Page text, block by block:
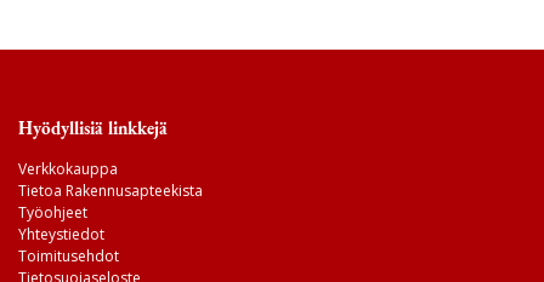
Hyödyllisiä linkkejä
Verkkokauppa
Tietoa Rakennusapteekista
Työohjeet
Yhteystiedot
Toimitusehdot
Tietosuojaseloste